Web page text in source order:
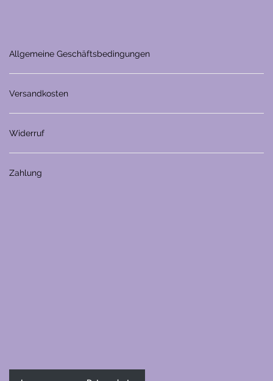
Allgemeine Geschäftsbedingungen
Versandkosten
Widerruf
Zahlung